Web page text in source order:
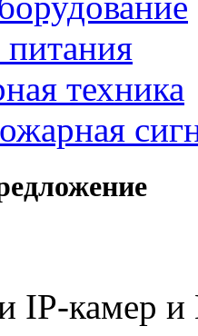
техника
IP-камер и